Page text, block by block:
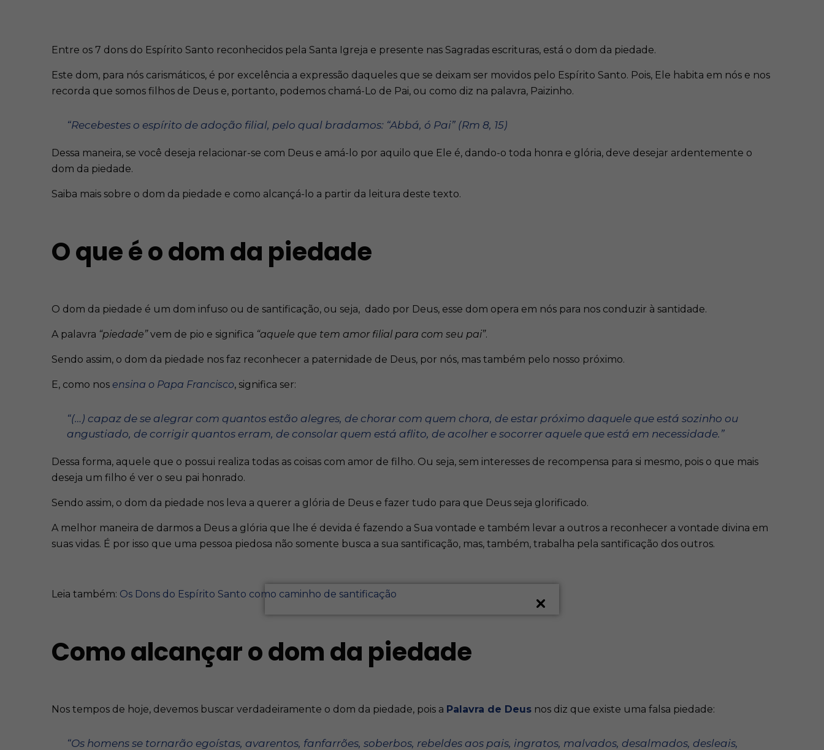
Entre os 7 dons do Espírito Santo reconhecidos pela Santa Igreja e presente nas Sagradas escrituras, está o dom da piedade.
Este dom, para nós carismáticos, é por excelência a expressão daqueles que se deixam ser movidos pelo Espírito Santo. Pois, Ele habita em nós e nos
recorda que somos filhos de Deus e, portanto, podemos chamá-Lo de Pai, ou como diz na palavra, Paizinho.
“Recebestes o espírito de adoção filial, pelo qual bradamos: “Abbá, ó Pai” (Rm 8, 15)
Dessa maneira, se você deseja relacionar-se com Deus e amá-lo por aquilo que Ele é, dando-o toda honra e glória, deve desejar ardentemente o
dom da piedade.
Saiba mais sobre o dom da piedade e como alcançá-lo a partir da leitura deste texto.
O que é o dom da piedade
O dom da piedade é um dom infuso ou de santificação, ou seja, dado por Deus, esse dom opera em nós para nos conduzir à santidade.
A palavra “piedade”vem de pio e significa “aquele que tem amor filial para com seu pai”.
Sendo assim, o dom da piedade nos faz reconhecer a paternidade de Deus, por nós, mas também pelo nosso próximo.
E, como nos ensina o Papa Francisco, significa ser:
“(…) capaz de se alegrar com quantos estão alegres, de chorar com quem chora, de estar próximo daquele que está sozinho ou
angustiado, de corrigir quantos erram, de consolar quem está aflito, de acolher e socorrer aquele que está em necessidade.”
Dessa forma, aquele que o possui realiza todas as coisas com amor de filho. Ou seja, sem interesses de recompensa para si mesmo, pois o que mais
deseja um filho é ver o seu pai honrado.
Sendo assim, o dom da piedade nos leva a querer a glória de Deus e fazer tudo para que Deus seja glorificado.
A melhor maneira de darmos a Deus a glória que lhe é devida é fazendo a Sua vontade e também levar a outros a reconhecer a vontade divina em
suas vidas. É por isso que uma pessoa piedosa não somente busca a sua santificação, mas, também, trabalha pela santificação dos outros.
Leia também: Os Dons do Espírito Santo como caminho de santificação
Como alcançar o dom da piedade
Nos tempos de hoje, devemos buscar verdadeiramente o dom da piedade, pois a Palavra de Deus nos diz que existe uma falsa piedade:
“Os homens se tornarão egoístas, avarentos, fanfarrões, soberbos, rebeldes aos pais, ingratos, malvados, desalmados, desleais,